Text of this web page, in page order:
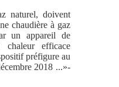
naturel, doivent
chaudière à gaz
un appareil de
chaleur efficace
préfigure au
2018 ...»-